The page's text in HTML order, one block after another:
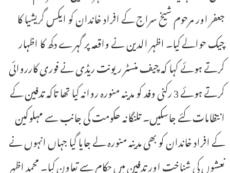
جعفر اور مرحوم شیخ سراج کے افراد خاندان کو ایکس گریشیا کا
چیک حوالے کیا۔ اظہر الدین نے واقعہ پر گہرے دکھ کا اظہار
کرتے ہوئے کہا کہ چیف منسٹر ریونت ریڈی نے فوری کارروائی
کرتے ہوئے 3 رکنی وفد کو مدینہ منورہ روانہ کیا تھا تاکہ تدفین کے
انتظامات کئے جاسکیں۔ تلنگانہ حکومت کی جانب سے مہلوکین
کے افراد خاندان کو بھی مدینہ منورہ لے جایا گیا جہاں انہوں نے
نعشوں کی شناخت اور تدفین میں حکام سے تعاون کیا۔ محمد اظہر